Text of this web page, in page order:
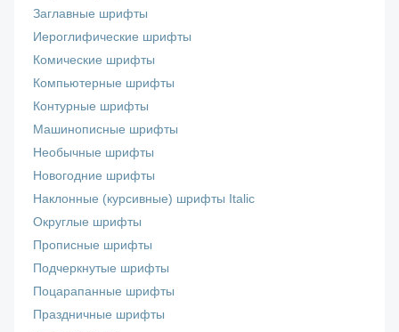
Заглавные шрифты
Иероглифические шрифты
Комические шрифты
Компьютерные шрифты
Контурные шрифты
Машинописные шрифты
Необычные шрифты
Новогодние шрифты
Наклонные (курсивные) шрифты Italic
Округлые шрифты
Прописные шрифты
Подчеркнутые шрифты
Поцарапанные шрифты
Праздничные шрифты